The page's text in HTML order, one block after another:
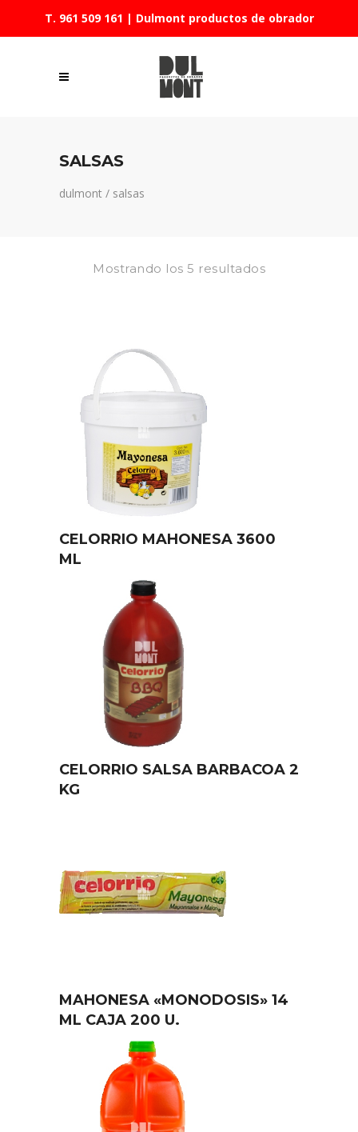
T. 961 509 161 | Dulmont productos de obrador
SALSAS
dulmont / salsas
Mostrando los 5 resultados
CELORRIO MAHONESA 3600
ML
CELORRIO SALSA BARBACOA 2
KG
MAHONESA «MONODOSIS» 14
ML CAJA 200 U.